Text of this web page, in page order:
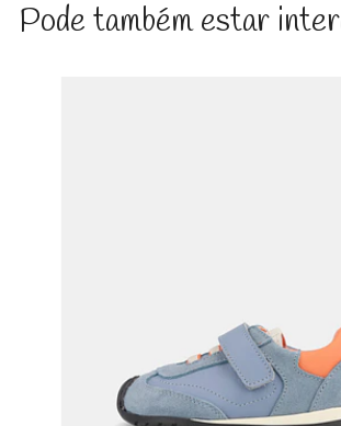
Pode também estar